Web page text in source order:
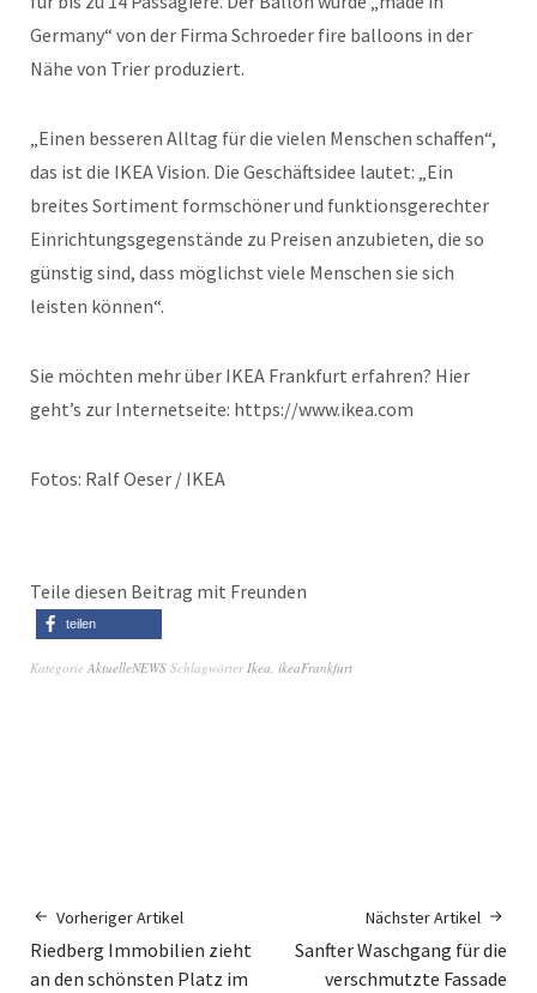
Germany“ von der Firma Schroeder fire balloons in der
Nähe von Trier produziert.
„Einen besseren Alltag für die vielen Menschen schaffen“,
das ist die IKEA Vision. Die Geschäftsidee lautet: „Ein
breites Sortiment formschöner und funktionsgerechter
Einrichtungsgegenstände zu Preisen anzubieten, die so
günstig sind, dass möglichst viele Menschen sie sich
leisten können“.
Sie möchten mehr über IKEA Frankfurt erfahren? Hier
geht’s zur Internetseite: https://www.ikea.com
Fotos: Ralf Oeser / IKEA
Teile diesen Beitrag mit Freunden
teilen
Kategorie AktuelleNEWS SchlagwörterIkea, ikeaFrankfurt
Vorheriger Artikel
Riedberg Immobilien zieht
an den schönsten Platz im
Nächster Artikel
Sanfter Waschgang für die
verschmutzte Fassade